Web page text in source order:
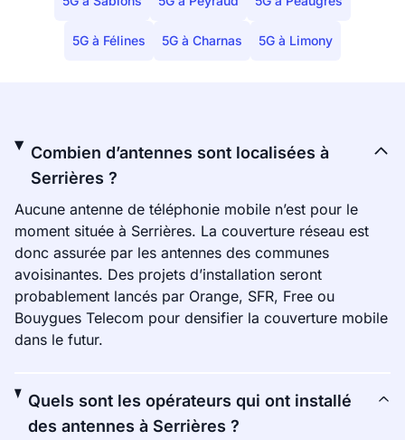
5G à Félines 5G à Charnas 5G à Limony
Combien d’antennes sont localisées à
Serrières ?
Aucune antenne de téléphonie mobile n’est pour le
moment située à Serrières. La couverture réseau est
donc assurée par les antennes des communes
avoisinantes. Des projets d’installation seront
probablement lancés par Orange, SFR, Free ou
Bouygues Telecom pour densifier la couverture mobile
dans le futur.
Quels sont les opérateurs qui ont installé
des antennes à Serrières ?